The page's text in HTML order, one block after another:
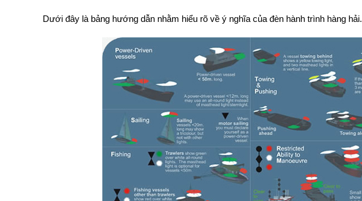
Dưới đây là bảng hướng dẫn nhằm hiểu rõ về ý nghĩa của đèn hành trình hàng hải.